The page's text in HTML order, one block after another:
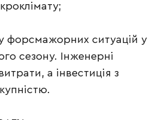
форсмажорних ситуацій у
сезону. Інженерні
а інвестиція з